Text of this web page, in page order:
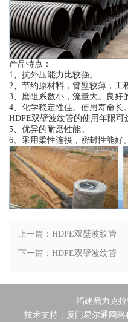
产品特点：
1、抗外压能力比较强。
2、节约原材料，管壁较薄，工
3、磨阻系数小，流量大。良好
4、化学稳定性佳。使用寿命长
HDPE双壁波纹管的使用年限可
5、优异的耐磨性能。
6、采用柔性连接，密封性能好。
上一篇：HDPE双壁波纹管
下一篇：HDPE双壁波纹管
福建鼎力克
技术支持： 厦门易尔通网